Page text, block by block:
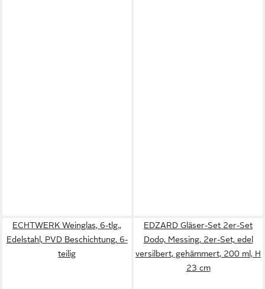
ECHTWERK Weinglas, 6-tlg.,
Edelstahl, PVD Beschichtung, 6-
teilig
EDZARD Gläser-Set 2er-Set
Dodo, Messing, 2er-Set, edel
versilbert, gehämmert, 200 ml, H
23 cm